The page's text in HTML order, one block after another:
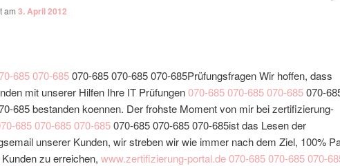
am 3. April 2012
685070-685070-685 070-685 070-685Prüfungsfragen Wir hoffen, dass
mit unserer Hilfen Ihre IT Prüfungen070-685070-685070-685070-
685 bestanden koennen. Der frohste Moment von mir bei zertifizierung-
685070-685070-685070-685 070-685 070-685ist das Lesen der
unserer Kunden, wir streben wir wie immer nach dem Ziel, 100%
zu erreichen, www.zertifizierung-portal.de070-685070-685070-